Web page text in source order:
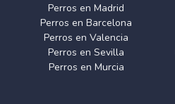
Perros en Madrid
Perros en Barcelona
Perros en Valencia
Perros en Sevilla
Perros en Murcia